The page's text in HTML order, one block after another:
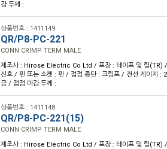
감 두께 :
상품번호 : 1411149
QR/P8-PC-221
CONN CRIMP TERM MALE
제조사 : Hirose Electric Co Ltd / 포장 : 테이프 및 릴(TR)
신호 / 핀 또는 소켓 : 핀 / 접점 종단 : 크림프 / 전선 게이지 :
금 / 접점 마감 두께 :
상품번호 : 1411148
QR/P8-PC-221(15)
CONN CRIMP TERM MALE
제조사 : Hirose Electric Co Ltd / 포장 : 테이프 및 릴(TR)